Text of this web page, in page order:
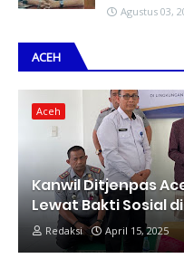
Agustus 03,
ACEH
Aceh
Kanwil Ditjenpas
Lewat Bakti Sosial
Redaksi April 15, 2025